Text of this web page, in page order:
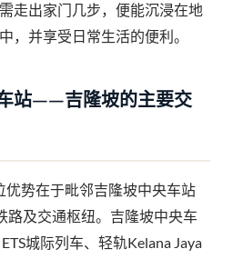
走出家门几步，便能沉浸在地
，并享受日常生活的便利。
站——吉隆坡的主要交
优势在于毗邻吉隆坡中央车站
及交通枢纽。吉隆坡中央车
城际列车、轻轨Kelana Jaya